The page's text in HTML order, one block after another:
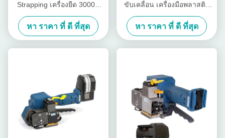
Strapping เครื่องยืด 3000N
สําหรับ Strapping พลาสติก
หา ราคา ที่ ดี ที่สุด
ขับเคลื่อน เครื่องมือพลาสติก
Strapping เครื่องมือไม่มีร่อง
สายมือ Pallet Strapper
หา ราคา ที่ ดี ที่สุด